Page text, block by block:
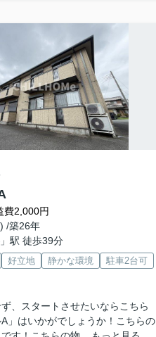
費2,000円
/築26年
」駅 徒歩39分
好立地 静かな環境
駐車2台可
、スタートさせたいならこちら
」はいかがでしょうか！こちらの